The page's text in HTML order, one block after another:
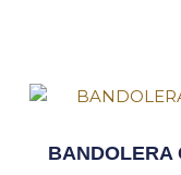
BANDOLERA